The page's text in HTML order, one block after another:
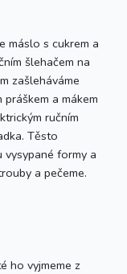
máslo s cukrem a
šlehačem na
zašleháváme
a mákem
ručním
Těsto
vysypané formy a
a pečeme.
ho vyjmeme z